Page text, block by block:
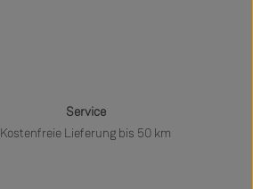
Service
Kostenfreie Lieferung bis 50 km